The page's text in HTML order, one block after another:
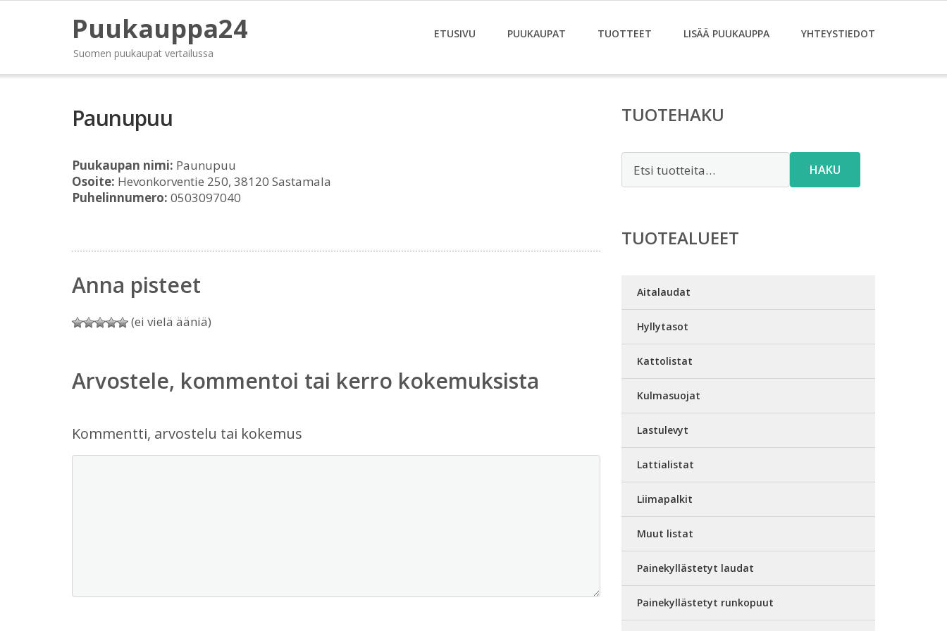
Puukauppa24
Suomen puukaupat vertailussa
ETUSIVU PUUKAUPAT TUOTTEET LISÄÄ PUUKAUPPA YHTEYSTIEDOT
Paunupuu
Puukaupan nimi: Paunupuu
Osoite: Hevonkorventie 250, 38120 Sastamala
Puhelinnumero: 0503097040
Anna pisteet
(ei vielä ääniä)
Arvostele, kommentoi tai kerro kokemuksista
Kommentti, arvostelu tai kokemus
TUOTEHAKU
HAKU
TUOTEALUEET
Aitalaudat
Hyllytasot
Kattolistat
Kulmasuojat
Lastulevyt
Lattialistat
Liimapalkit
Muut listat
Painekyllästetyt laudat
Painekyllästetyt runkopuut